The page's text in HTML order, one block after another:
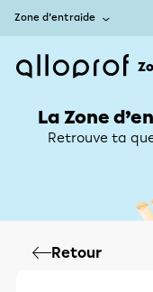
Zone d’entraide
La Zone
Retrouve ta
Retour